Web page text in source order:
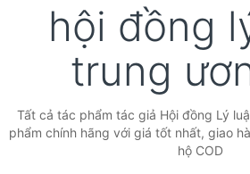
hội đồng
trung
Tất cả tác phẩm tác giả Hội đồng Lý
phẩm chính hãng với giá tốt nhất, giao
hộ COD